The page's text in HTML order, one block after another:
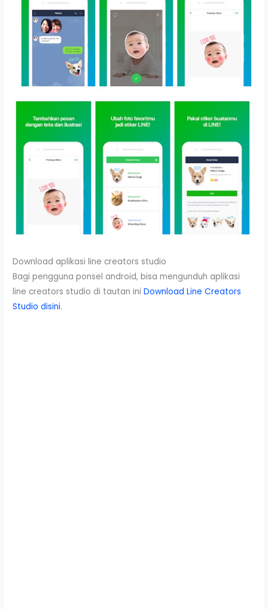
Download aplikasi line creators studio
Bagi pengguna ponsel android, bisa mengunduh aplikasi
line creators studio di tautan iniDownload Line Creators
Studio disini.